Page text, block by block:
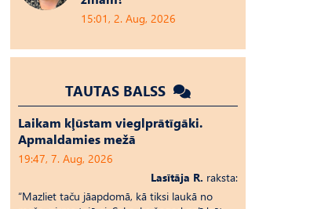
15:01, 2. Aug, 2026
TAUTAS BALSS
Laikam kļūstam vieglprātīgāki.
Apmaldamies mežā
19:47, 7. Aug, 2026
Lasītāja R. raksta:
“Mazliet taču jāapdomā, kā tiksi laukā no